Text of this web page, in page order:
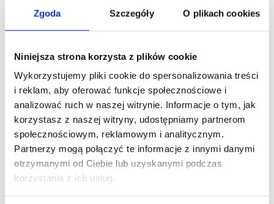
Zgoda Szczegóły O plikach cookies
Niniejsza strona korzysta z plików cookie
Wykorzystujemy pliki cookie do spersonalizowania treści
i reklam, aby oferować funkcje społecznościowe i
analizować ruch w naszej witrynie. Informacje o tym, jak
korzystasz z naszej witryny, udostępniamy partnerom
społecznościowym, reklamowym i analitycznym.
Partnerzy mogą połączyć te informacje z innymi danymi
otrzymanymi od Ciebie lub uzyskanymi podczas
korzystania z ich usług.
USB HUBSTAND
34,92zł netto
USB HUBBAM
30,44zł netto
Acrab
mAh i
W —
kolory
76,28